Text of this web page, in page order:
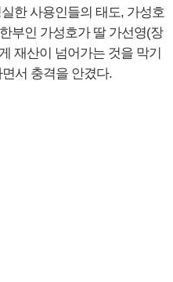
한 사용인들의 태도, 가성호
부인 가성호가 딸 가선영(장
재산이 넘어가는 것을 막기
서 충격을 안겼다.